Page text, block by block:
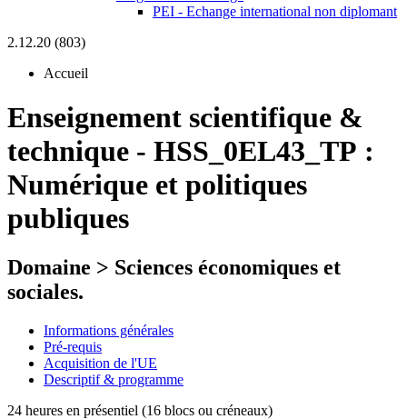
PEI - Echange international non diplomant
2.12.20 (803)
Accueil
Enseignement scientifique &
technique - HSS_0EL43_TP :
Numérique et politiques
publiques
Domaine > Sciences économiques et
sociales.
Informations générales
Pré-requis
Acquisition de l'UE
Descriptif & programme
24 heures en présentiel (16 blocs ou créneaux)